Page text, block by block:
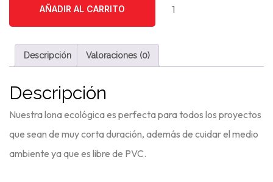
AÑADIR AL CARRITO
Lona
1E
Descripción Valoraciones (0)
Descripción
Nuestra lona ecológica es perfecta para todos los proyectos
que sean de muy corta duración, además de cuidar el medio
ambiente ya que es libre de PVC.